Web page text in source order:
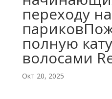
переходу
полную
волосами
Окт 20, 2025